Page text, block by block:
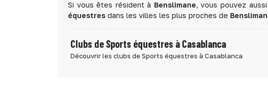
Si vous êtes résident à Benslimane, vous pouvez
équestres dans les villes les plus proches de
Clubs de Sports équestres à Casablanca
Découvrir les clubs de Sports équestres à Casablanca